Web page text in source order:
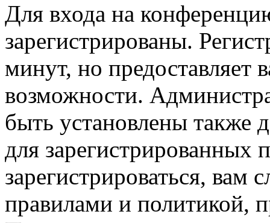
Для входа на
зарегистрированы.
минут, но предоставляет
возможности.
быть установлены также
для зарегистрированных
зарегистрироваться, вам
правилами и политикой,